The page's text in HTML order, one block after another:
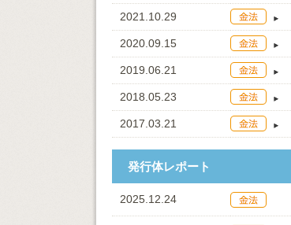
2021.10.29
2020.09.15
2019.06.21
2018.05.23
2017.03.21
発行体レポート
2025.12.24